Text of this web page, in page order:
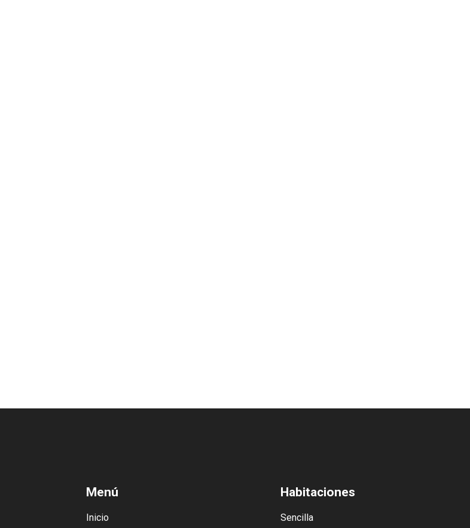
Menú
Inicio
Habitaciones
Sencilla